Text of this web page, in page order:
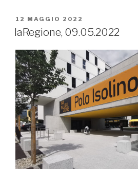
PUBBLICATO
IL
12 MAGGIO 2022
laRegione, 09.05.2022